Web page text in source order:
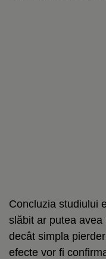
Concluzia studiului
slăbit ar putea
decât simpla
efecte vor fi